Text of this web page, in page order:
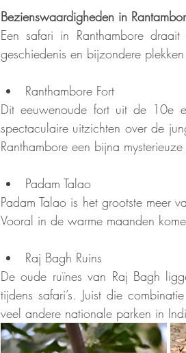
Bezienswaardigheden in
Een safari in Ranthambore
geschiedenis en bijzondere
Ranthambore Fort
Dit eeuwenoude fort uit de 10e
spectaculaire uitzichten over de
Ranthambore een bijna mysterieuze
Padam Talao
Padam Talao is het grootste meer
Vooral in de warme maanden
Raj Bagh Ruins
De oude ruïnes van Raj Bagh
tijdens safari’s. Juist die
veel andere nationale parken in